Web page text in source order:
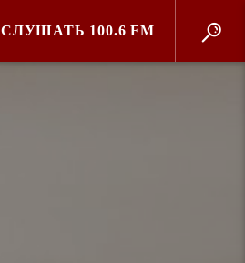
СЛУШАТЬ 100.6 FM